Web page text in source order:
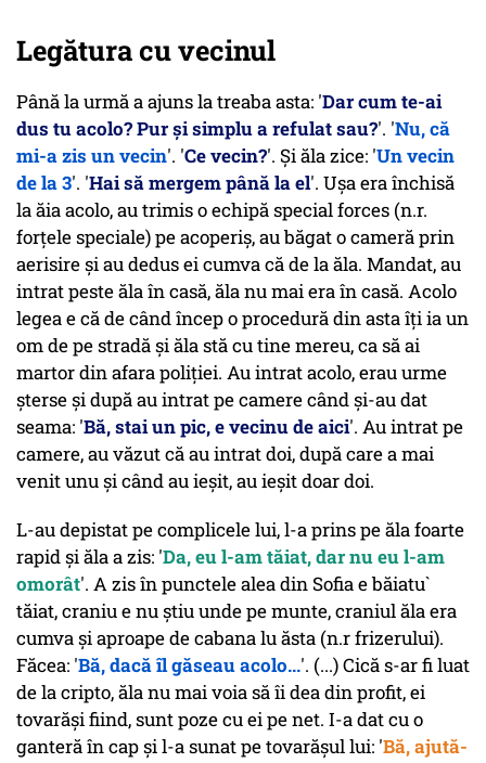
Legătura cu vecinul
Până la urmă a ajuns la treaba asta: 'Dar cum te-ai
dus tu acolo? Pur și simplu a refulat sau?'. 'Nu, că
mi-a zis un vecin'. 'Ce vecin?'. Și ăla zice: 'Un vecin
de la 3'. 'Hai să mergem până la el'. Ușa era închisă
la ăia acolo, au trimis o echipă special forces (n.r.
forțele speciale) pe acoperiș, au băgat o cameră prin
aerisire și au dedus ei cumva că de la ăla. Mandat, au
intrat peste ăla în casă, ăla nu mai era în casă. Acolo
legea e că de când încep o procedură din asta îți ia un
om de pe stradă și ăla stă cu tine mereu, ca să ai
martor din afara poliției. Au intrat acolo, erau urme
șterse și după au intrat pe camere când și-au dat
seama: 'Bă, stai un pic, e vecinu de aici'. Au intrat pe
camere, au văzut că au intrat doi, după care a mai
venit unu și când au ieșit, au ieșit doar doi.
L-au depistat pe complicele lui, l-a prins pe ăla foarte
rapid și ăla a zis: 'Da, eu l-am tăiat, dar nu eu l-am
omorât'. A zis în punctele alea din Sofia e băiatu`
tăiat, craniu e nu știu unde pe munte, craniul ăla era
cumva și aproape de cabana lu ăsta (n.r frizerului).
Făcea: 'Bă, dacă îl găseau acolo...'. (...) Cică s-ar fi luat
de la cripto, ăla nu mai voia să îi dea din profit, ei
tovarăși fiind, sunt poze cu ei pe net. I-a dat cu o
ganteră în cap și l-a sunat pe tovarășul lui: 'Bă, ajută-